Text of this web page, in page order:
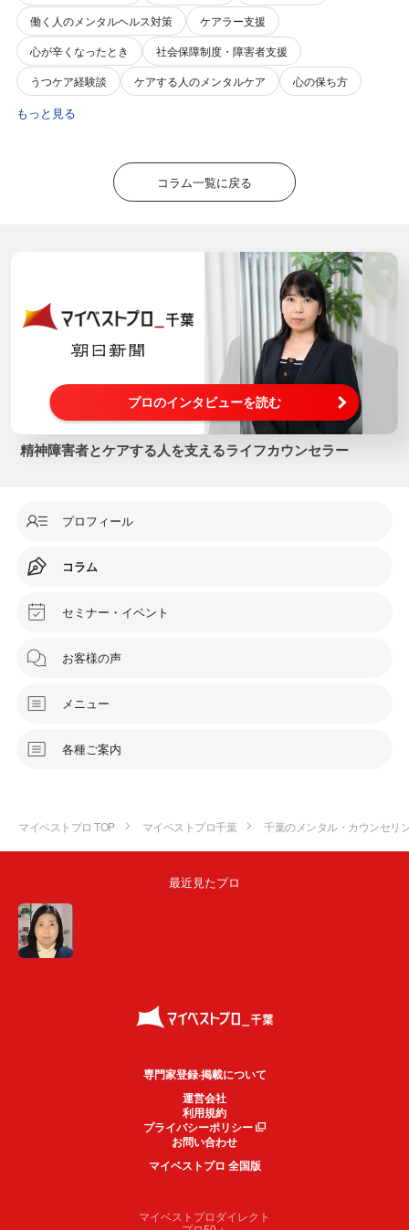
働く人のメンタルヘルス対策
ケアラー支援
心が辛くなったとき
社会保障制度・障害者支援
うつケア経験談
ケアする人のメンタルケア 心の保ち方
もっと見る
コラム一覧に戻る
プロのインタビューを読む
精神障害者とケアする人を支えるライフカウンセラー
プロフィール
コラム
セミナー・イベント
お客様の声
メニュー
各種ご案内
マイベストプロ TOP マイベストプロ千葉 千葉のメンタル・カウンセリ
最近見たプロ
専門家登録·掲載について
運営会社
利用規約
プライバシーポリシー
お問い合わせ
マイベストプロ 全国版
マイベストプロダイレクト